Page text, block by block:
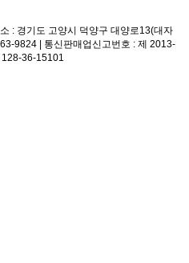
: 경기도 고양시 덕양구 대양로13(대자
9824 | 통신판매업신고번호 : 제 2013-
36-15101